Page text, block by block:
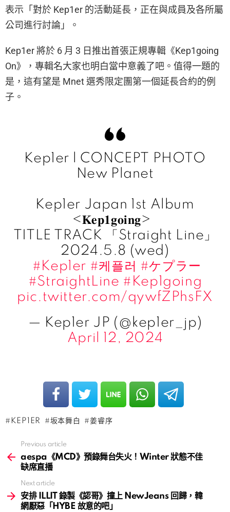
表示「對於 Kep1er 的活動延長，正在與成員及各所屬
公司進行討論」。
Kep1er 將於 6 月 3 日推出首張正規專輯《Kep1going
On》，專輯名大家也明白當中意義了吧。值得一題的
是，這有望是 Mnet 選秀限定團第一個延長合約的例
子。
Kep1er l CONCEPT PHOTO
New Planet
Kep1er Japan 1st Album
<𝐊𝐞𝐩𝟏𝐠𝐨𝐢𝐧𝐠>
TITLE TRACK 「Straight Line」
2024.5.8 (wed)
#Kep1er #케플러 #ケプラー
#StraightLine #Kep1going
pic.twitter.com/qywfZPhsFX
— Kep1er JP (@kep1er_jp)
April 12, 2024
KEP1ER 坂本舞白 姜睿序
more
Previous article
aespa《MCD》預錄舞台失火！Winter 狀態不佳
缺席直播
Next article
安排 ILLIT 錄製《認哥》撞上 NewJeans 回歸，韓
網厭惡「HYBE 故意的吧」